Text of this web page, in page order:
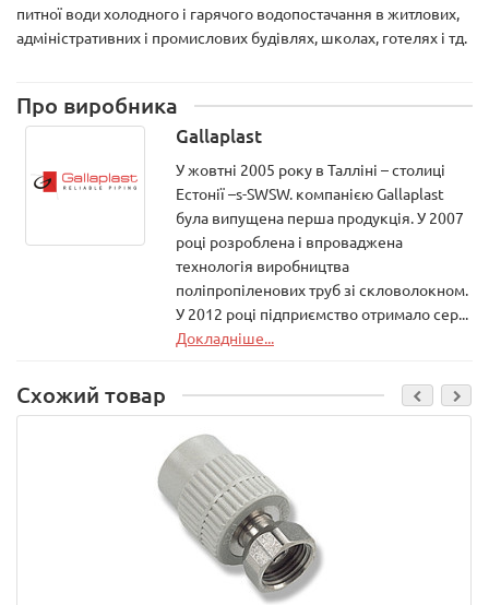
питної води холодного і гарячого водопостачання в житлових,
адміністративних і промислових будівлях, школах, готелях і тд.
Про виробника
Gallaplast
У жовтні 2005 року в Талліні – столиці
Естонії –s-SWSW. компанією Gallaplast
була випущена перша продукція. У 2007
році розроблена і впроваджена
технологія виробництва
поліпропіленових труб зі скловолокном.
У 2012 році підприємство отримало сер...
Докладніше...
Схожий товар